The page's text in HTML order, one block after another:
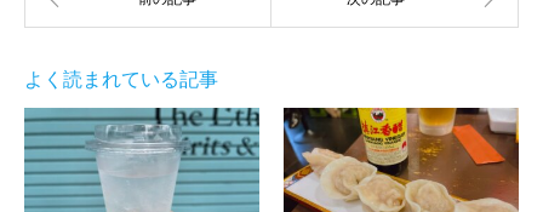
よく読まれている記事